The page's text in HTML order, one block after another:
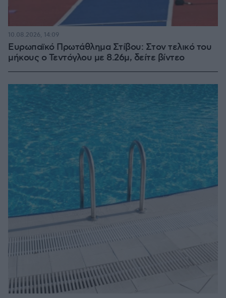
Ευρωπαϊκό Πρωτάθλημα Στίβου: Στον τελικό του
μήκους ο Τεντόγλου με 8.26μ, δείτε βίντεο
10.08.2026, 14:09